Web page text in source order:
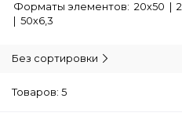
Форматы элементов: 20х50 |
| 50х6,3
Без сортировки
Товаров: 5